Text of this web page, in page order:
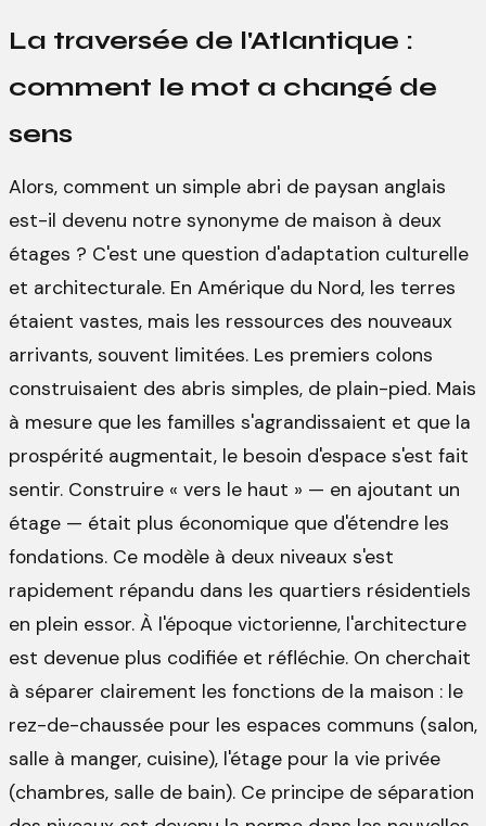
La traversée de l'Atlantique :
comment le mot a changé de
sens
Alors, comment un simple abri de paysan anglais
est-il devenu notre synonyme de maison à deux
étages ? C'est une question d'adaptation culturelle
et architecturale. En Amérique du Nord, les terres
étaient vastes, mais les ressources des nouveaux
arrivants, souvent limitées. Les premiers colons
construisaient des abris simples, de plain-pied. Mais
à mesure que les familles s'agrandissaient et que la
prospérité augmentait, le besoin d'espace s'est fait
sentir. Construire « vers le haut » — en ajoutant un
étage — était plus économique que d'étendre les
fondations. Ce modèle à deux niveaux s'est
rapidement répandu dans les quartiers résidentiels
en plein essor. À l'époque victorienne, l'architecture
est devenue plus codifiée et réfléchie. On cherchait
à séparer clairement les fonctions de la maison : le
rez-de-chaussée pour les espaces communs (salon,
salle à manger, cuisine), l'étage pour la vie privée
(chambres, salle de bain). Ce principe de séparation